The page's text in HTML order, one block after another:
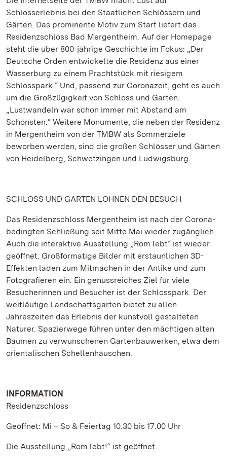
Schlosserlebnis bei den Staatlichen Schlössern und
Gärten. Das prominente Motiv zum Start liefert das
Residenzschloss Bad Mergentheim. Auf der Homepage
steht die über 800-jährige Geschichte im Fokus: „Der
Deutsche Orden entwickelte die Residenz aus einer
Wasserburg zu einem Prachtstück mit riesigem
Schlosspark.“ Und, passend zur Coronazeit, geht es auch
um die Großzügigkeit von Schloss und Garten:
„Lustwandeln war schon immer mit Abstand am
Schönsten.“ Weitere Monumente, die neben der Residenz
in Mergentheim von der TMBW als Sommerziele
beworben werden, sind die großen Schlösser und Gärten
von Heidelberg, Schwetzingen und Ludwigsburg.
SCHLOSS UND GARTEN LOHNEN DEN BESUCH
Das Residenzschloss Mergentheim ist nach der Corona-
bedingten Schließung seit Mitte Mai wieder zugänglich.
Auch die interaktive Ausstellung „Rom lebt“ ist wieder
geöffnet. Großformatige Bilder mit erstaunlichen 3D-
Effekten laden zum Mitmachen in der Antike und zum
Fotografieren ein. Ein genussreiches Ziel für viele
Besucherinnen und Besucher ist der Schlosspark. Der
weitläufige Landschaftsgarten bietet zu allen
Jahreszeiten das Erlebnis der kunstvoll gestalteten
Naturer. Spazierwege führen unter den mächtigen alten
Bäumen zu verwunschenen Gartenbauwerken, etwa dem
orientalischen Schellenhäuschen.
INFORMATION
Residenzschloss
Geöffnet: Mi – So & Feiertag 10.30 bis 17.00 Uhr
Die Ausstellung „Rom lebt!“ ist geöffnet.